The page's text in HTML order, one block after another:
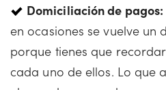
Domiciliación de pagos:
en ocasiones se vuelve un
porque tienes que
cada uno de ellos. Lo que